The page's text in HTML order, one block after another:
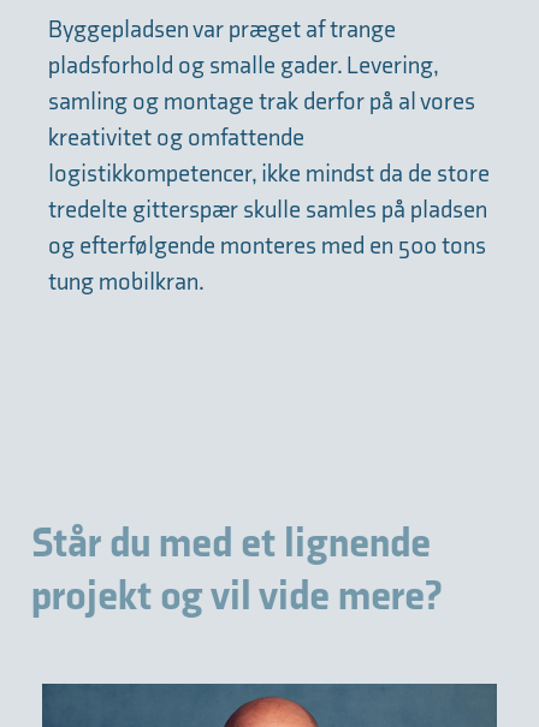
Byggepladsen var præget af trange
pladsforhold og smalle gader. Levering,
samling og montage trak derfor på al vores
kreativitet og omfattende
logistikkompetencer, ikke mindst da de store
tredelte gitterspær skulle samles på pladsen
og efterfølgende monteres med en 500 tons
tung mobilkran.
Står du med et lignende
projekt og vil vide mere?